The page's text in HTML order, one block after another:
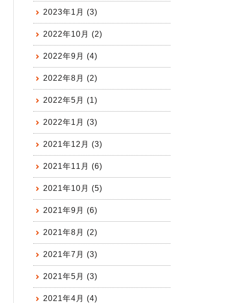
2023年1月 (3)
2022年10月 (2)
2022年9月 (4)
2022年8月 (2)
2022年5月 (1)
2022年1月 (3)
2021年12月 (3)
2021年11月 (6)
2021年10月 (5)
2021年9月 (6)
2021年8月 (2)
2021年7月 (3)
2021年5月 (3)
2021年4月 (4)